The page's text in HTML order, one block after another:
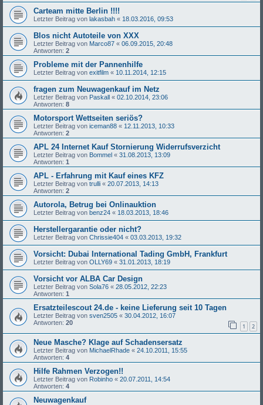
Carteam mitte Berlin !!!!
Letzter Beitrag von lakasbah « 18.03.2016, 09:53
Blos nicht Autoteile von XXX
Letzter Beitrag von Marco87 « 06.09.2015, 20:48
Antworten: 2
Probleme mit der Pannenhilfe
Letzter Beitrag von exitfilm « 10.11.2014, 12:15
fragen zum Neuwagenkauf im Netz
Letzter Beitrag von Paskall « 02.10.2014, 23:06
Antworten: 8
Motorsport Wettseiten seriös?
Letzter Beitrag von iceman88 « 12.11.2013, 10:33
Antworten: 2
APL 24 Internet Kauf Stornierung Widerrufsverzicht
Letzter Beitrag von Bommel « 31.08.2013, 13:09
Antworten: 1
APL - Erfahrung mit Kauf eines KFZ
Letzter Beitrag von trulli « 20.07.2013, 14:13
Antworten: 2
Autorola, Betrug bei Onlinauktion
Letzter Beitrag von benz24 « 18.03.2013, 18:46
Herstellergarantie oder nicht?
Letzter Beitrag von Chrissie404 « 03.03.2013, 19:32
Vorsicht: Dubai International Tading GmbH, Frankfurt
Letzter Beitrag von OLLY69 « 31.01.2013, 18:19
Vorsicht vor ALBA Car Design
Letzter Beitrag von Sola76 « 28.05.2012, 22:23
Antworten: 1
Ersatzteilescout 24.de - keine Lieferung seit 10 Tagen
Letzter Beitrag von sven2505 « 30.04.2012, 16:07
Antworten: 20 1 2
Neue Masche? Klage auf Schadensersatz
Letzter Beitrag von MichaelRhade « 24.10.2011, 15:55
Antworten: 4
Hilfe Rahmen Verzogen!!
Letzter Beitrag von Robinho « 20.07.2011, 14:54
Antworten: 4
Neuwagenkauf